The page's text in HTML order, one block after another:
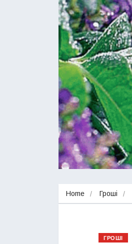
Home Гроші
ГРОШІ